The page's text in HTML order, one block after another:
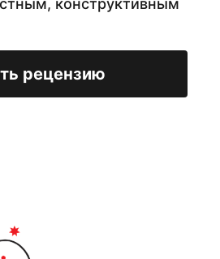
конструктивным
рецензию